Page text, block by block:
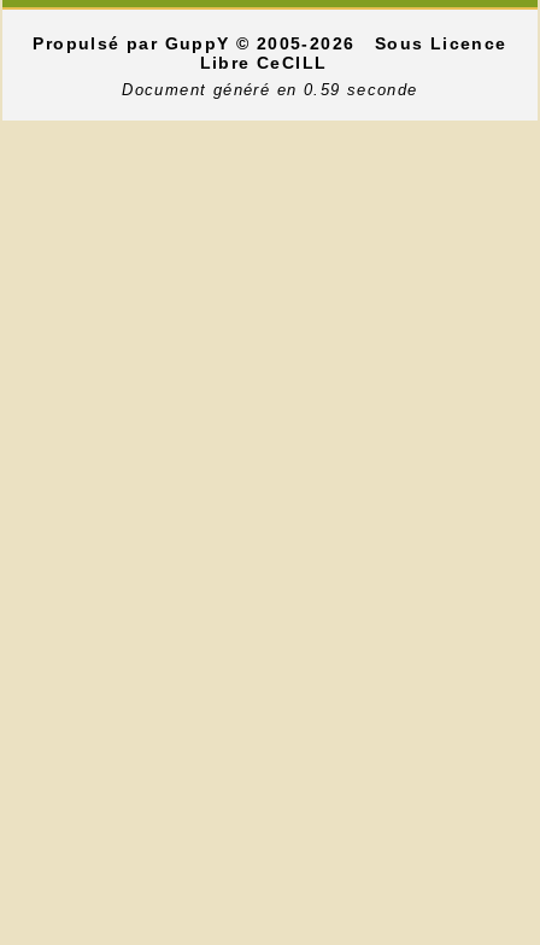
Propulsé par GuppY© 2005-2026
Sous Licence
Libre CeCILL
Document généré en 0.59 seconde